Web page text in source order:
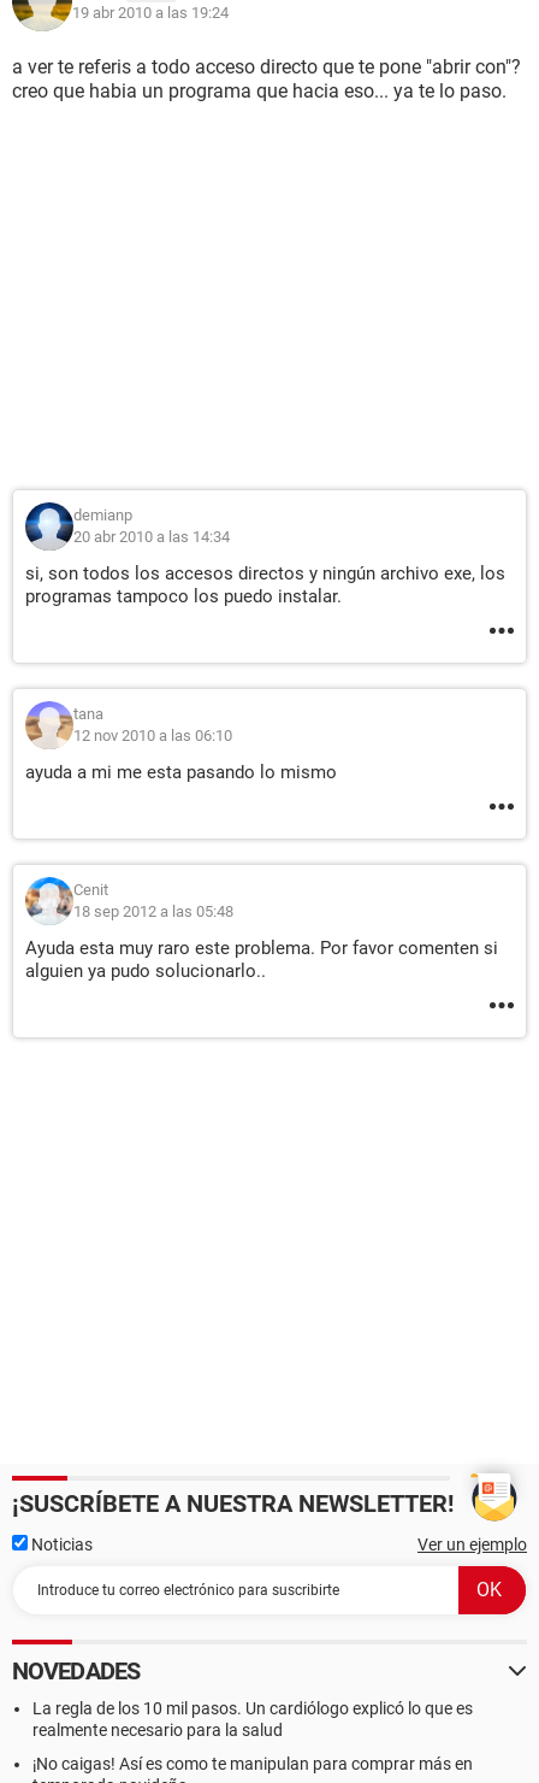
19 abr 2010 a las 19:24
a ver te referis a todo acceso directo que te pone "abrir con"?
creo que habia un programa que hacia eso... ya te lo paso.
demianp
20 abr 2010 a las 14:34
si, son todos los accesos directos y ningún archivo exe, los
programas tampoco los puedo instalar.
tana
12 nov 2010 a las 06:10
ayuda a mi me esta pasando lo mismo
Cenit
18 sep 2012 a las 05:48
Ayuda esta muy raro este problema. Por favor comenten si
alguien ya pudo solucionarlo..
¡SUSCRÍBETE A NUESTRA NEWSLETTER!
Noticias Ver un ejemplo
NOVEDADES
La regla de los 10 mil pasos. Un cardiólogo explicó lo que es
realmente necesario para la salud
¡No caigas! Así es como te manipulan para comprar más en